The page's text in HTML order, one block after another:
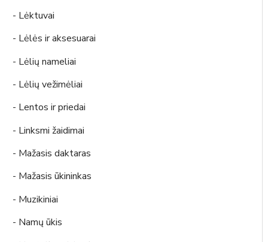
- Lėktuvai
- Lėlės ir aksesuarai
- Lėlių nameliai
- Lėlių vežimėliai
- Lentos ir priedai
- Linksmi žaidimai
- Mažasis daktaras
- Mažasis ūkininkas
- Muzikiniai
- Namų ūkis